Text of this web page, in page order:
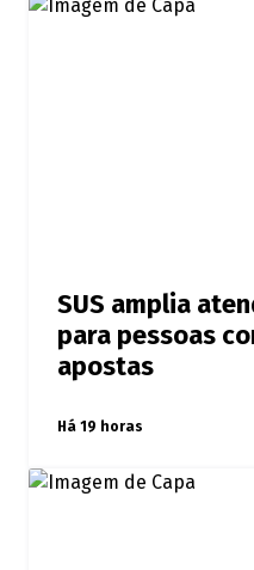
SUS amplia
para pessoas
apostas
Há 19 horas